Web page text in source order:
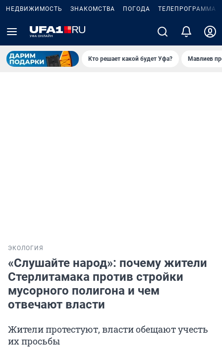
НЕДВИЖИМОСТЬ ЗНАКОМСТВА ПОГОДА ТЕЛЕПРОГРАММА
Кто решает какой будет Уфа? Мавлиев
ЭКОЛОГИЯ
«Слушайте народ»: почему жители
Стерлитамака против стройки
мусорного полигона и чем
отвечают власти
Жители протестуют, власти обещают учесть
их просьбы